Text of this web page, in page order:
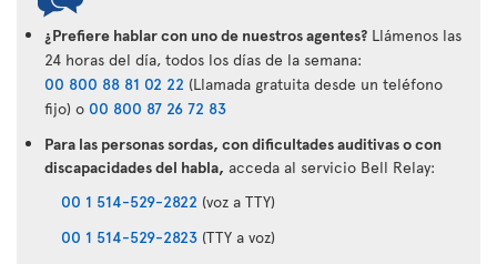
¿Prefiere hablar con uno de nuestros agentes? Llámenos las
24 horas del día, todos los días de la semana:
00 800 88 81 02 22 (Llamada gratuita desde un teléfono
fijo) o 00 800 87 26 72 83
Para las personas sordas, con dificultades auditivas o con
discapacidades del habla, acceda al servicio Bell Relay:
00 1 514-529-2822 (voz a TTY)
00 1 514-529-2823 (TTY a voz)